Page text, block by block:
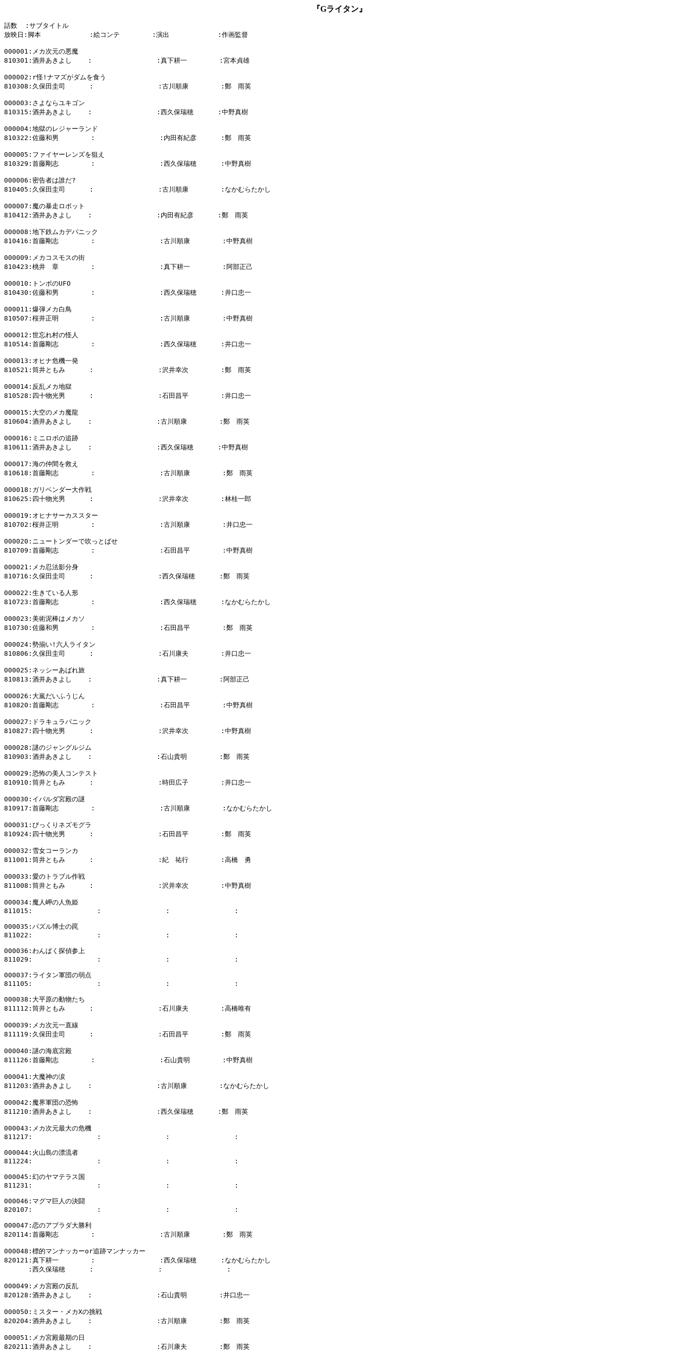
『Gライタン』
話数  :サブタイトル
放映日:脚本            :絵コンテ        :演出            :作画監督
000001:メカ次元の悪魔
810301:酒井あきよし    :                :真下耕一        :宮本貞雄
000002:r怪!ナマズがダムを食う
810308:久保田圭司      :                :古川順康        :鄭　雨英
000003:さよならユキゴン
810315:酒井あきよし    :                :西久保瑞穂      :中野真樹
000004:地獄のレジャーランド
810322:佐藤和男        :                :内田有紀彦      :鄭　雨英
000005:ファイヤーレンズを狙え
810329:首藤剛志        :                :西久保瑞穂      :中野真樹
000006:密告者は誰だ?
810405:久保田圭司      :                :古川順康        :なかむらたかし
000007:魔の暴走ロボット
810412:酒井あきよし    :                :内田有紀彦      :鄭　雨英
000008:地下鉄ムカデパニック
810416:首藤剛志        :                :古川順康        :中野真樹
000009:メカコスモスの街
810423:桃井　章        :                :真下耕一        :阿部正己
000010:トンボのUFO
810430:佐藤和男        :                :西久保瑞穂      :井口忠一
000011:爆弾メカ白鳥
810507:桜井正明        :                :古川順康        :中野真樹
000012:世忘れ村の怪人
810514:首藤剛志        :                :西久保瑞穂      :井口忠一
000013:オヒナ危機一発
810521:筒井ともみ      :                :沢井幸次        :鄭　雨英
000014:反乱メカ地獄
810528:四十物光男      :                :石田昌平        :井口忠一
000015:大空のメカ魔龍
810604:酒井あきよし    :                :古川順康        :鄭　雨英
000016:ミニロボの追跡
810611:酒井あきよし    :                :西久保瑞穂      :中野真樹
000017:海の仲間を救え
810618:首藤剛志        :                :古川順康        :鄭　雨英
000018:ガリベンダー大作戦
810625:四十物光男      :                :沢井幸次        :林桂一郎
000019:オヒナサーカススター
810702:桜井正明        :                :古川順康        :井口忠一
000020:ニュートンダーで吹っとばせ
810709:首藤剛志        :                :石田昌平        :中野真樹
000021:メカ忍法影分身
810716:久保田圭司      :                :西久保瑞穂      :鄭　雨英
000022:生きている人形
810723:首藤剛志        :                :西久保瑞穂      :なかむらたかし
000023:美術泥棒はメカソ
810730:佐藤和男        :                :石田昌平        :鄭　雨英
000024:勢揃い!六人ライタン
810806:久保田圭司      :                :石川康夫        :井口忠一
000025:ネッシーあばれ旅
810813:酒井あきよし    :                :真下耕一        :阿部正己
000026:大嵐だいふうじん
810820:首藤剛志        :                :石田昌平        :中野真樹
000027:ドラキュラパニック
810827:四十物光男      :                :沢井幸次        :中野真樹
000028:謎のジャングルジム
810903:酒井あきよし    :                :石山貴明        :鄭　雨英
000029:恐怖の美人コンテスト
810910:筒井ともみ      :                :時田広子        :井口忠一
000030:イバルダ宮殿の謎
810917:首藤剛志        :                :古川順康        :なかむらたかし
000031:びっくりネズモグラ
810924:四十物光男      :                :石田昌平        :鄭　雨英
000032:雪女コーランカ
811001:筒井ともみ      :                :紀　祐行        :高橋　勇
000033:愛のトラブル作戦
811008:筒井ともみ      :                :沢井幸次        :中野真樹
000034:魔人岬の人魚姫
811015:                :                :                :
000035:パズル博士の罠
811022:                :                :                :
000036:わんぱく探偵参上
811029:                :                :                :
000037:ライタン軍団の弱点
811105:                :                :                :
000038:大平原の動物たち
811112:筒井ともみ      :                :石川康夫        :高橋唯有
000039:メカ次元一直線
811119:久保田圭司      :                :石田昌平        :鄭　雨英
000040:謎の海底宮殿
811126:首藤剛志        :                :石山貴明        :中野真樹
000041:大魔神の涙
811203:酒井あきよし    :                :古川順康        :なかむらたかし
000042:魔界軍団の恐怖
811210:酒井あきよし    :                :西久保瑞穂      :鄭　雨英
000043:メカ次元最大の危機
811217:                :                :                :
000044:火山島の漂流者
811224:                :                :                :
000045:幻のヤマテラス国
811231:                :                :                :
000046:マグマ巨人の決闘
820107:                :                :                :
000047:恋のアブラダ大勝利
820114:首藤剛志        :                :古川順康        :鄭　雨英
000048:標的マンナッカーor追跡マンナッカー
820121:真下耕一        :                :西久保瑞穂      :なかむらたかし
      :西久保瑞穂      :                :                :
000049:メカ宮殿の反乱
820128:酒井あきよし    :                :石山貴明        :井口忠一
000050:ミスター・メカXの挑戦
820204:酒井あきよし    :                :古川順康        :鄭　雨英
000051:メカ宮殿最期の日
820211:酒井あきよし    :                :石川康夫        :鄭　雨英